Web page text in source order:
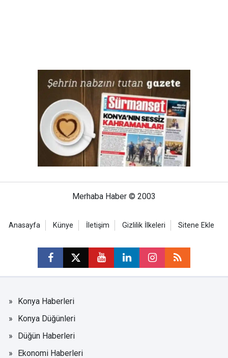
Merhaba Haber © 2003
Anasayfa Künye İletişim Gizlilik İlkeleri Sitene Ekle
Konya Haberleri
Konya Düğünleri
Düğün Haberleri
Ekonomi Haberleri